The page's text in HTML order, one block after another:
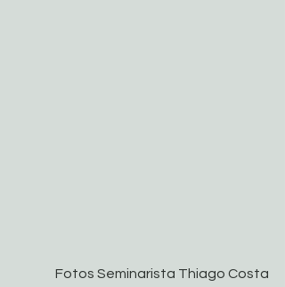
Fotos Seminarista Thiago Costa